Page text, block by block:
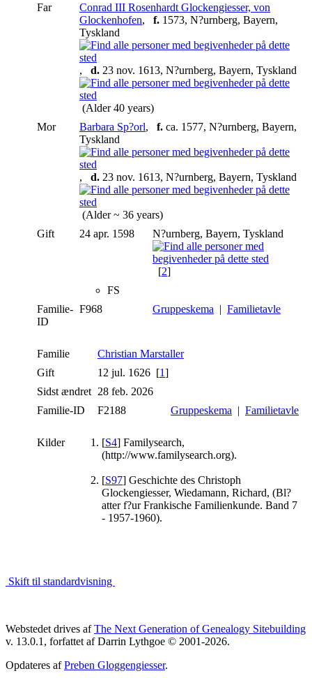
Far
Conrad III Rosenhardt Glockengiesser, von
Glockenhofen, f. 1573, N?urnberg, Bayern,
Tyskland
, d. 23 nov. 1613, N?urnberg, Bayern, Tyskland
(Alder 40 years)
Mor
Barbara Sp?orl, f. ca. 1577, N?urnberg, Bayern,
Tyskland
, d. 23 nov. 1613, N?urnberg, Bayern, Tyskland
(Alder ~ 36 years)
Gift
24 apr. 1598 N?urnberg, Bayern, Tyskland
[2]
FS
Familie-
ID
F968 Gruppeskema | Familietavle
Familie
Christian Marstaller
Gift
12 jul. 1626 [1]
Sidst ændret 28 feb. 2026
Familie-ID
F2188 Gruppeskema | Familietavle
Kilder [S4] Familysearch,
(http://www.familysearch.org).
[S97] Geschichte des Christoph
Glockengiesser, Wiedamann, Richard, (Bl?
atter f?ur Frankische Familienkunde. Band 7
- 1957-1960).
Skift til standardvisning
Webstedet drives afThe Next Generation of Genealogy Sitebuilding
v. 13.0.1, forfattet af Darrin Lythgoe © 2001-2026.
Opdateres afPreben Gloggengiesser.